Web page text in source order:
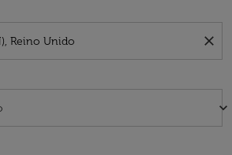
close
keyboard_arrow_down